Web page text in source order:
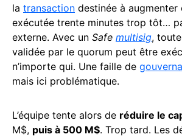
la transaction destinée à augmenter
exécutée trente minutes trop tôt…
externe. Avec un Safe multisig,
validée par le quorum peut être
n’importe qui. Une faille de
mais ici problématique.
L’équipe tente alors de réduire le
M$, puis à 500 M$. Trop tard. Les